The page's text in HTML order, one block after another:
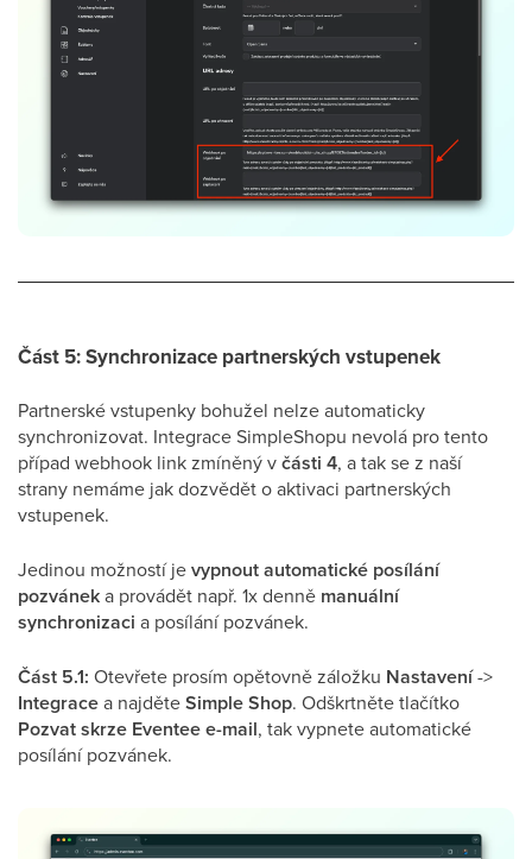
Část 5: Synchronizace partnerských vstupenek
Partnerské vstupenky bohužel nelze automaticky
synchronizovat. Integrace SimpleShopu nevolá pro tento
případ webhook link zmíněný včásti 4, a tak se z naší
strany nemáme jak dozvědět o aktivaci partnerských
vstupenek.
Jedinou možností jevypnout automatické posílání
pozváneka provádět např. 1x denně manuální
synchronizaci a posílání pozvánek.
Část 5.1: Otevřete prosím opětovně záložku Nastavení->
Integracea najděteSimple Shop. Odškrtněte tlačítko
Pozvat skrze Eventee e-mail, tak vypnete automatické
posílání pozvánek.